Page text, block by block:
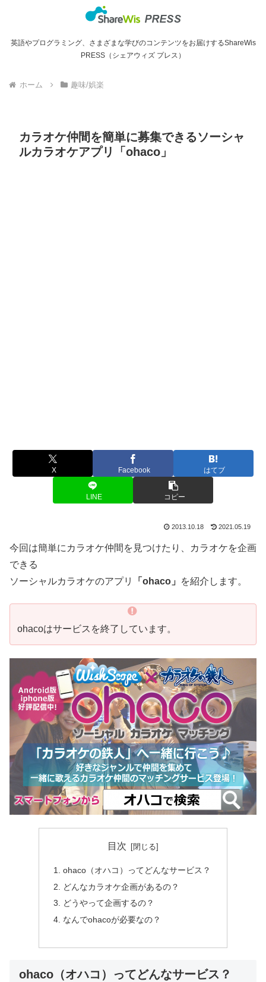
英語やプログラミング、さまざまな学びのコンテンツをお届けするShareWis
PRESS（シェアウィズ プレス）
ホーム 趣味/娯楽
カラオケ仲間を簡単に募集できるソーシャ
ルカラオケアプリ「ohaco」
X Facebook はてブ
LINE コピー
2013.10.18 2021.05.19
今回は簡単にカラオケ仲間を見つけたり、カラオケを企画
できる
ソーシャルカラオケのアプリ
「ohaco」 を紹介します。
ohacoはサービスを終了しています。
目次
ohaco（オハコ）ってどんなサービス？
どんなカラオケ企画があるの？
どうやって企画するの？
なんでohacoが必要なの？
ohaco（オハコ）ってどんなサービス？